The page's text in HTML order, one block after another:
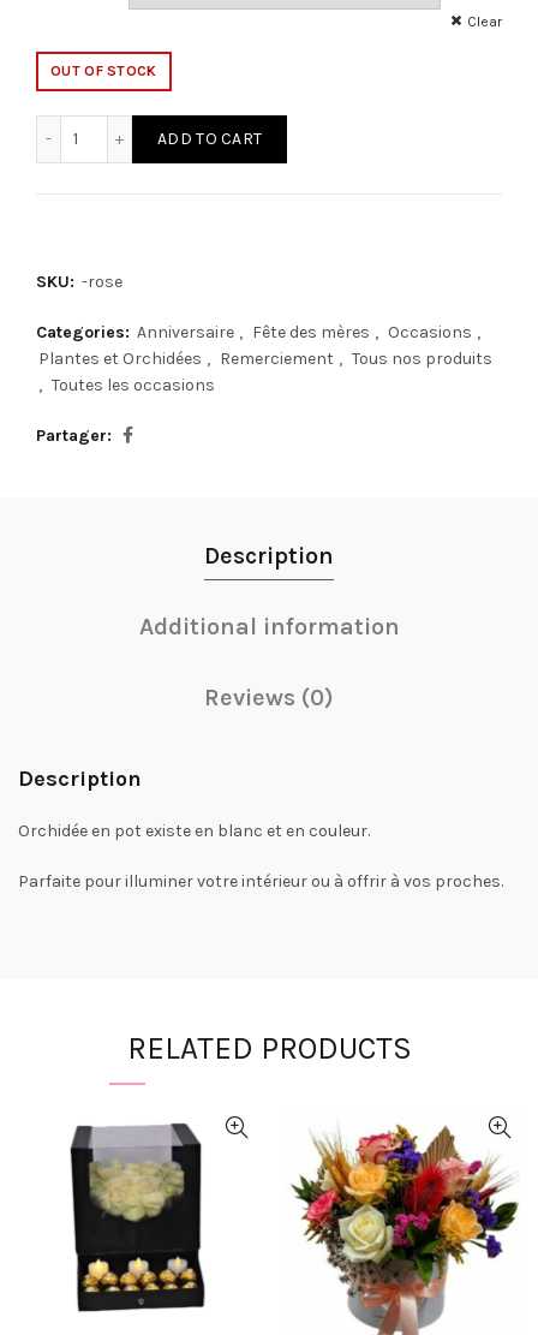
Clear
OUT OF STOCK
ADD TO CART
SKU: -rose
Categories: Anniversaire , Fête des mères , Occasions ,
Plantes et Orchidées , Remerciement , Tous nos produits
, Toutes les occasions
Partager
Description
Additional information
Reviews (0)
Description
Orchidée en pot existe en blanc et en couleur.
Parfaite pour illuminer votre intérieur ou à offrir à vos proches.
RELATED PRODUCTS